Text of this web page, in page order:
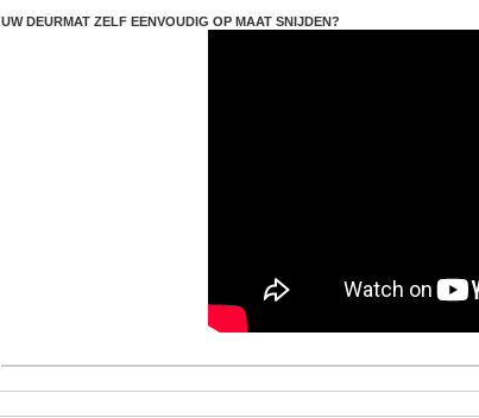
UW DEURMAT ZELF EENVOUDIG OP MAAT SNIJDEN?